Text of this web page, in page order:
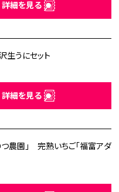
詳細を見る
生うにセット
詳細を見る
農園」 完熟いちご「福富アダ